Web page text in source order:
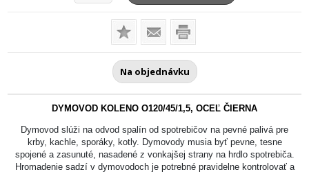
Na objednávku
DYMOVOD KOLENO O120/45/1,5, OCEĽ ČIERNA
Dymovod slúži na odvod spalín od spotrebičov na pevné palivá pre
krby, kachle, sporáky, kotly. Dymovody musia byť pevne, tesne
spojené a zasunuté, nasadené z vonkajšej strany na hrdlo spotrebiča.
Hromadenie sadzí v dymovodoch je potrebné pravidelne kontrolovať a